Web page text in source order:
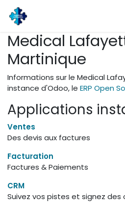
Medical
Martinique
Informations sur le Medical
instance d'Odoo, le ERP Open
Applications
Ventes
Des devis aux factures
Facturation
Factures & Paiements
CRM
Suivez vos pistes et signez